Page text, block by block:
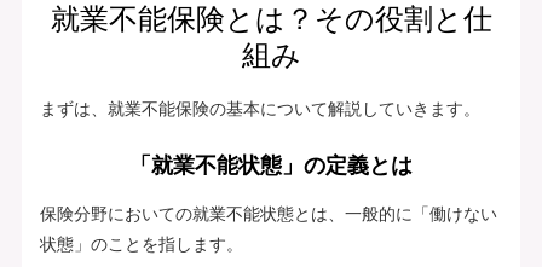
就業不能保険とは？その役割と仕
組み
まずは、就業不能保険の基本について解説していきます。
「就業不能状態」の定義とは
保険分野においての就業不能状態とは、一般的に「働けない
状態」のことを指します。